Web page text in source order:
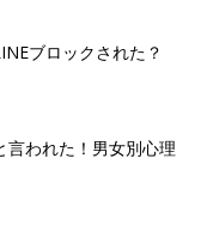
ブロックされた？
言われた！男女別心理